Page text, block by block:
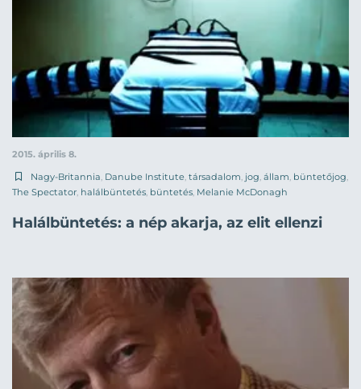
2015. április 8.
Nagy-Britannia, Danube Institute, társadalom, jog, állam, büntetőjog,
The Spectator, halálbüntetés, büntetés, Melanie McDonagh
Halálbüntetés: a nép akarja, az elit ellenzi